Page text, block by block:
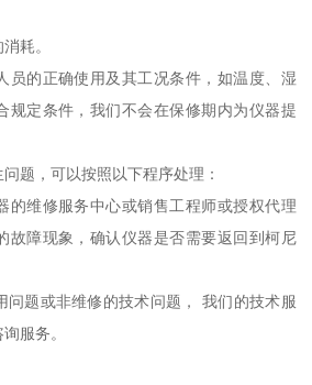
耗。
员的正确使用及其工况条件，如温度、湿
规定条件，我们不会在保修期内为仪器提
题，可以按照以下程序处理：
的维修服务中心或销售工程师或授权代理
故障现象，确认仪器是否需要返回到柯尼
题或非维修的技术问题，
我们的技术服
服务。